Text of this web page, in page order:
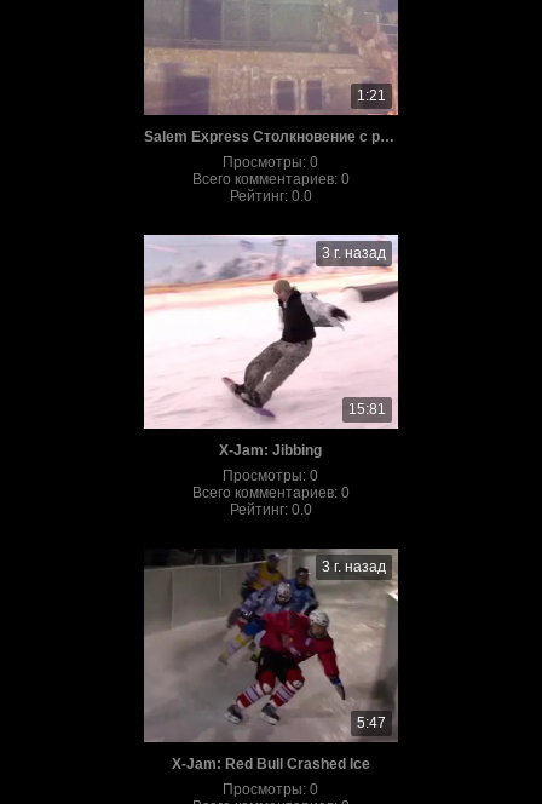
1:21
Salem Express Столкновение с рифом
Просмотры:0
Всего комментариев: 0
Рейтинг: 0.0
3 г. назад
15:81
X-Jam: Jibbing
Просмотры:0
Всего комментариев: 0
Рейтинг: 0.0
3 г. назад
5:47
X-Jam: Red Bull Crashed Ice
Просмотры:0